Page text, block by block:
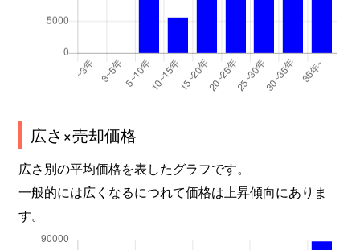
龍池学区
7,200万円
龍池学区
1,700万円
丸太町(京都市
640万円
丸太町(京都市
竹間学区
竹間学区
1,200万円
竹間学区
620万円
丸太町(京都市
竹間学区
丸太町(京都市
広さ×売却価格
広さ別の平均価格を表したグラフです。
一般的には広くなるにつれて価格は上昇傾向にありま
す。